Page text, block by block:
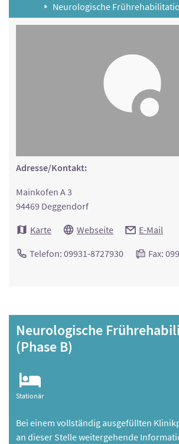
Neurologische
Adresse/Kontakt:
Mainkofen A 3
94469 Deggendorf
Karte
Webseite E-Mail
Telefon: 09931-8727930 Fax:
Neurologische
(Phase B)
Stationär
Bei einem vollständig ausgefüllten
an dieser Stelle weitergehende